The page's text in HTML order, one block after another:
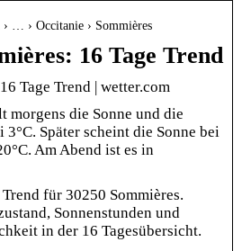
… › Occitanie › Sommières
16 Tage Trend
Tage Trend | wetter.com
morgens die Sonne und die
Später scheint die Sonne bei
Am Abend ist es in
für 30250 Sommières.
Sonnenstunden und
in der 16 Tagesübersicht.